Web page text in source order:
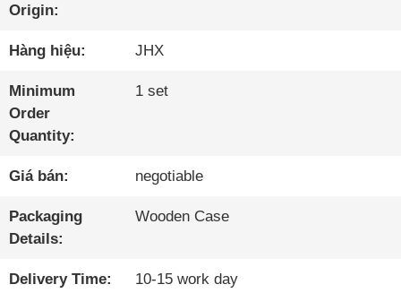
VỀ
CHÚNG
TÔI
THAM
QUAN
Origin:
Hàng hiệu: JHX
Minimum
Order
Quantity:
1 set
Giá bán: negotiable
Packaging
Details:
Wooden Case
Delivery Time: 10-15 work day